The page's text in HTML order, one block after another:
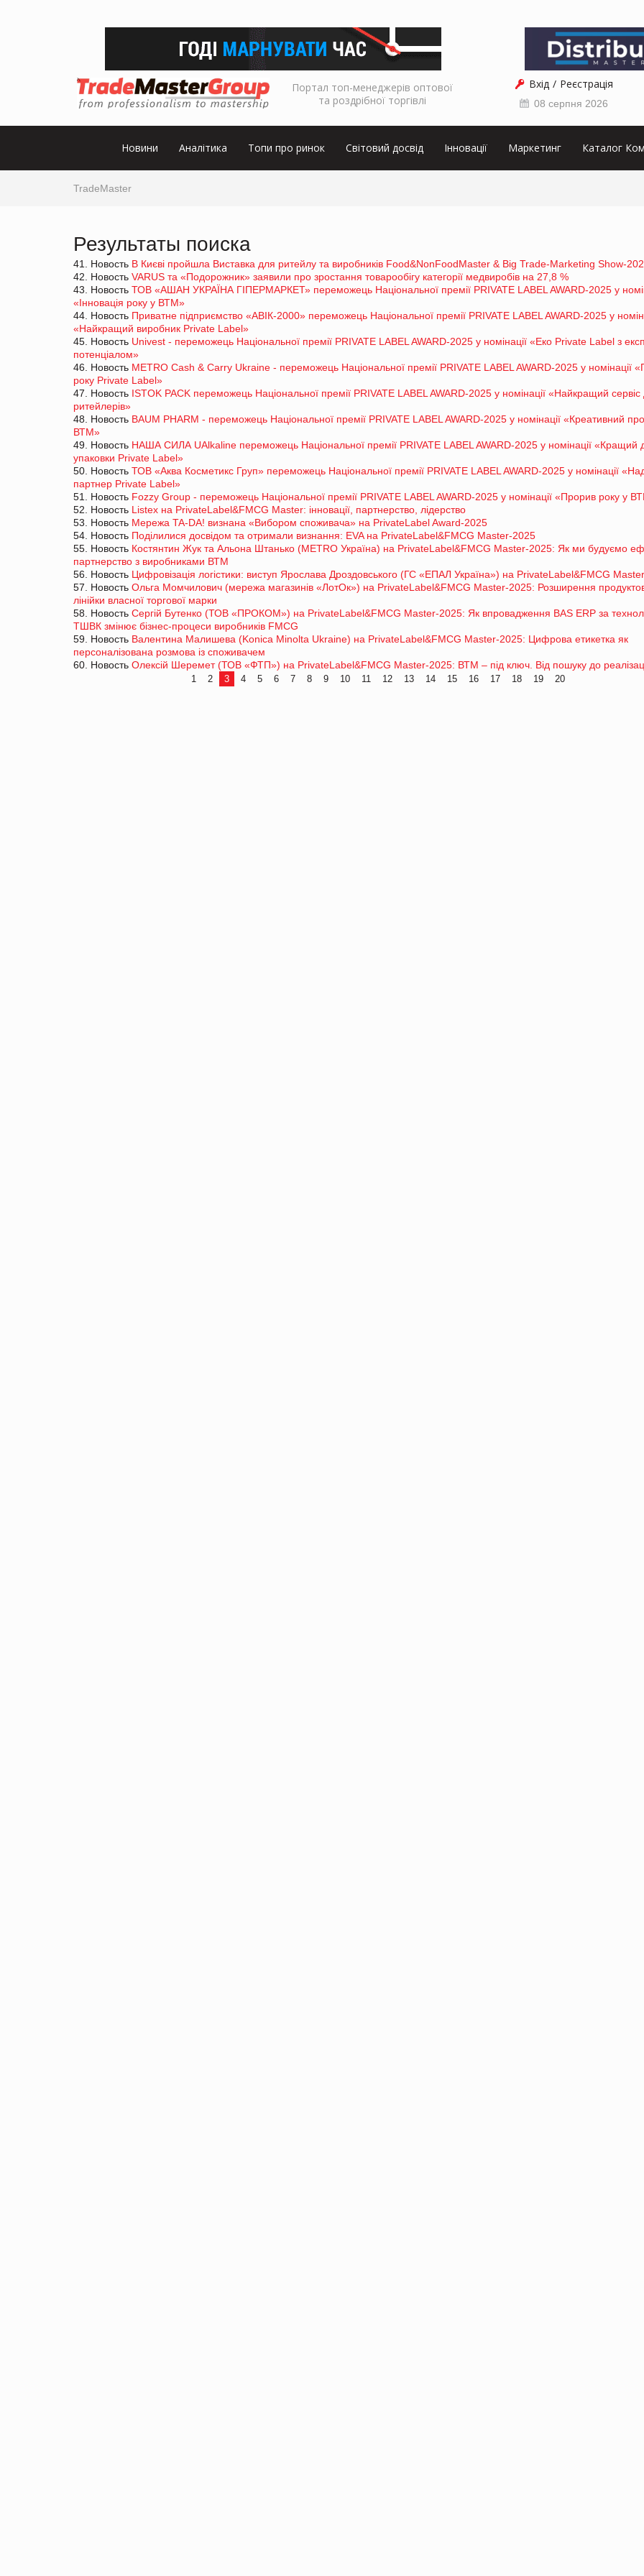
Портал топ-менеджерів оптової
та роздрібної торгівлі
Вхід Реєстрація
08 серпня 2026
Новини Аналітика Топи про ринок Світовий досвід Інновації Маркетинг Каталог
TradeMaster
Результаты поиска
41. Новость В Києві пройшла Виставка для ритейлу та виробників Food&NonFoodMaster & Big Trade-Marketing Show-
42. Новость VARUS та «Подорожник» заявили про зростання товарообігу категорії медвиробів на 27,8 %
43. Новость ТОВ «АШАН УКРАЇНА ГІПЕРМАРКЕТ» переможець Національної премії PRIVATE LABEL AWARD-2025 у
«Інновація року у ВТМ»
44. Новость Приватне підприємство «АВІК-2000» переможець Національної премії PRIVATE LABEL AWARD-2025 у
«Найкращий виробник Private Label»
45. Новость Univest - переможець Національної премії PRIVATE LABEL AWARD-2025 у номінації «Еко Private Label з
потенціалом»
46. Новость METRO Cash & Carry Ukraine - переможець Національної премії PRIVATE LABEL AWARD-2025 у номінації
року Private Label»
47. Новость ISTOK PACK переможець Національної премії PRIVATE LABEL AWARD-2025 у номінації «Найкращий сервіс
ритейлерів»
48. Новость BAUM PHARM - переможець Національної премії PRIVATE LABEL AWARD-2025 у номінації «Креативний
ВТМ»
49. Новость НАША СИЛА UAlkaline переможець Національної премії PRIVATE LABEL AWARD-2025 у номінації «Кращий
упаковки Private Label»
50. Новость ТОВ «Аква Косметикс Груп» переможець Національної премії PRIVATE LABEL AWARD-2025 у номінації
партнер Private Label»
51. Новость Fozzy Group - переможець Національної премії PRIVATE LABEL AWARD-2025 у номінації «Прорив року у
52. Новость Listex на PrivateLabel&FMCG Master: інновації, партнерство, лідерство
53. Новость Мережа TA-DA! визнана «Вибором споживача» на PrivateLabel Award-2025
54. Новость Поділилися досвідом та отримали визнання: EVA на PrivateLabel&FMCG Master-2025
55. Новость Костянтин Жук та Альона Штанько (METRO Україна) на PrivateLabel&FMCG Master-2025: Як ми будуємо
партнерство з виробниками ВТМ
56. Новость Цифровізація логістики: виступ Ярослава Дроздовського (ГС «ЕПАЛ Україна») на PrivateLabel&FMCG
57. Новость Ольга Момчилович (мережа магазинів «ЛотОк») на PrivateLabel&FMCG Master-2025: Розширення
лінійки власної торгової марки
58. Новость Сергій Бутенко (ТОВ «ПРОКОМ») на PrivateLabel&FMCG Master-2025: Як впровадження BAS ERP за
ТШВК змінює бізнес-процеси виробників FMCG
59. Новость Валентина Малишева (Konica Minolta Ukraine) на PrivateLabel&FMCG Master-2025: Цифрова етикетка як
персоналізована розмова із споживачем
60. Новость Олексій Шеремет (ТОВ «ФТП») на PrivateLabel&FMCG Master-2025: ВТМ – під ключ. Від пошуку до
1 2 3 4 5 6 7 8 9 10 11 12 13 14 15 16 17 18 19 20